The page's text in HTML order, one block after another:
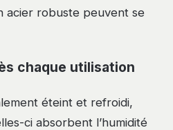
acier robuste peuvent se
chaque utilisation
éteint et refroidi,
ci absorbent l’humidité